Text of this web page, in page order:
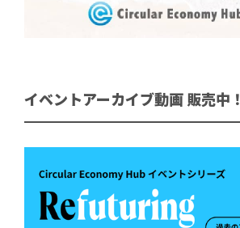
イベントアーカイブ動画 販売中！